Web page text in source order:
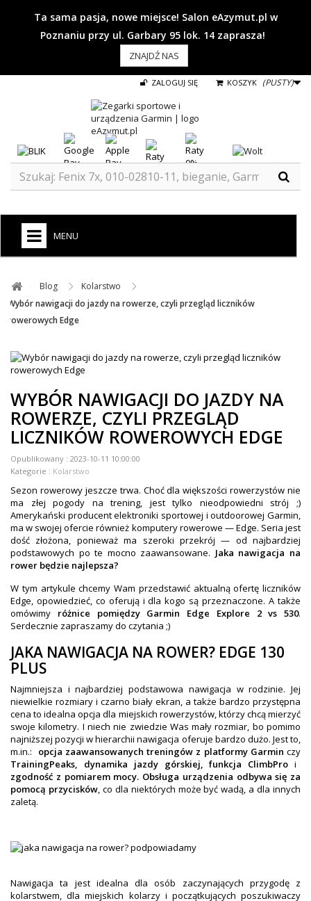
Ta sama pasja, nowe miejsce! Salon eAzymut.pl w
Poznaniu przy ul. Garbary 95 lok. 14 zaprasza!
ZNAJDŹ NAS
KOSZYK (PUSTY)
ZALOGUJ SIĘ
MENU
ZEGARKI DO BIEGANIA
ZEGARKI DLA DZIECI GARMIN
+
TACX
+
SUUNTO
+
POLAR
RAM MOUNTS
+
COROS
VOSTOK EUROPE ZEGARKI
VICTORINOX ZEGARKI
WENGER ZEGARKI
ORIENT ZEGARKI
OBAKU DENMARK ZEGARKI
POLECANE PRODUKTY
PROMOCJE
+
OUTLET
+
WYPRZEDAŻ
Blog ​
Kolarstwo ​
Wybór nawigacji do jazdy na rowerze, czyli przegląd liczników
rowerowych Edge
WYBÓR NAWIGACJI DO JAZDY NA
ROWERZE, CZYLI PRZEGLĄD
LICZNIKÓW ROWEROWYCH EDGE
Opublikowany : 2023-10-11 10:00:00
Kategorie : Kolarstwo
Sezon rowerowy jeszcze trwa. Choć dla większości rowerzystów nie
ma złej pogody na trening, jest tylko nieodpowiedni strój ;)
Amerykański producent elektroniki sportowej i outdoorowej Garmin,
ma w swojej ofercie również komputery rowerowe — Edge. Seria jest
dość złożona, ponieważ ma szeroki przekrój — od najbardziej
podstawowych po te mocno zaawansowane. Jaka nawigacja na
rower będzie najlepsza?
W tym artykule chcemy Wam przedstawić aktualną ofertę liczników
Edge, opowiedzieć, co oferują i dla kogo są przeznaczone. A także
omówimy różnice pomiędzy Garmin Edge Explore 2 vs 530.
Serdecznie zapraszamy do czytania ;)
JAKA NAWIGACJA NA ROWER? EDGE 130
PLUS
Najmniejsza i najbardziej podstawowa nawigacja w rodzinie. Jej
niewielkie rozmiary i czarno biały ekran, a także bardzo przystępna
cena to idealna opcja dla miejskich rowerzystów, którzy chcą mierzyć
swoje kilometry. I niech nie zwiedzie Was mały rozmiar, bo pomimo
najniższej pozycji w hierarchii nawigacja oferuje bardzo dużo. Jest to,
m.in.:
opcja zaawansowanych treningów z platformy Garmin czy
TrainingPeaks, dynamika jazdy górskiej, funkcja ClimbProi
zgodność z pomiarem mocy. Obsługa urządzenia odbywa się za
pomocą przycisków, co dla niektórych może być wadą, a dla innych
zaletą.
Nawigacja ta jest idealna dla osób zaczynających przygodę z
kolarstwem, dla miejskich kolarzy i początkujących poszukiwaczy